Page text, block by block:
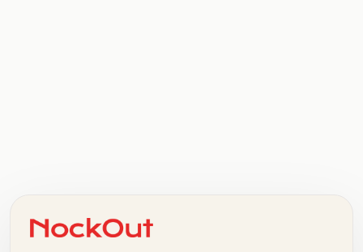
+   .   .   .   .   .   .   .   .   .   +   .   .